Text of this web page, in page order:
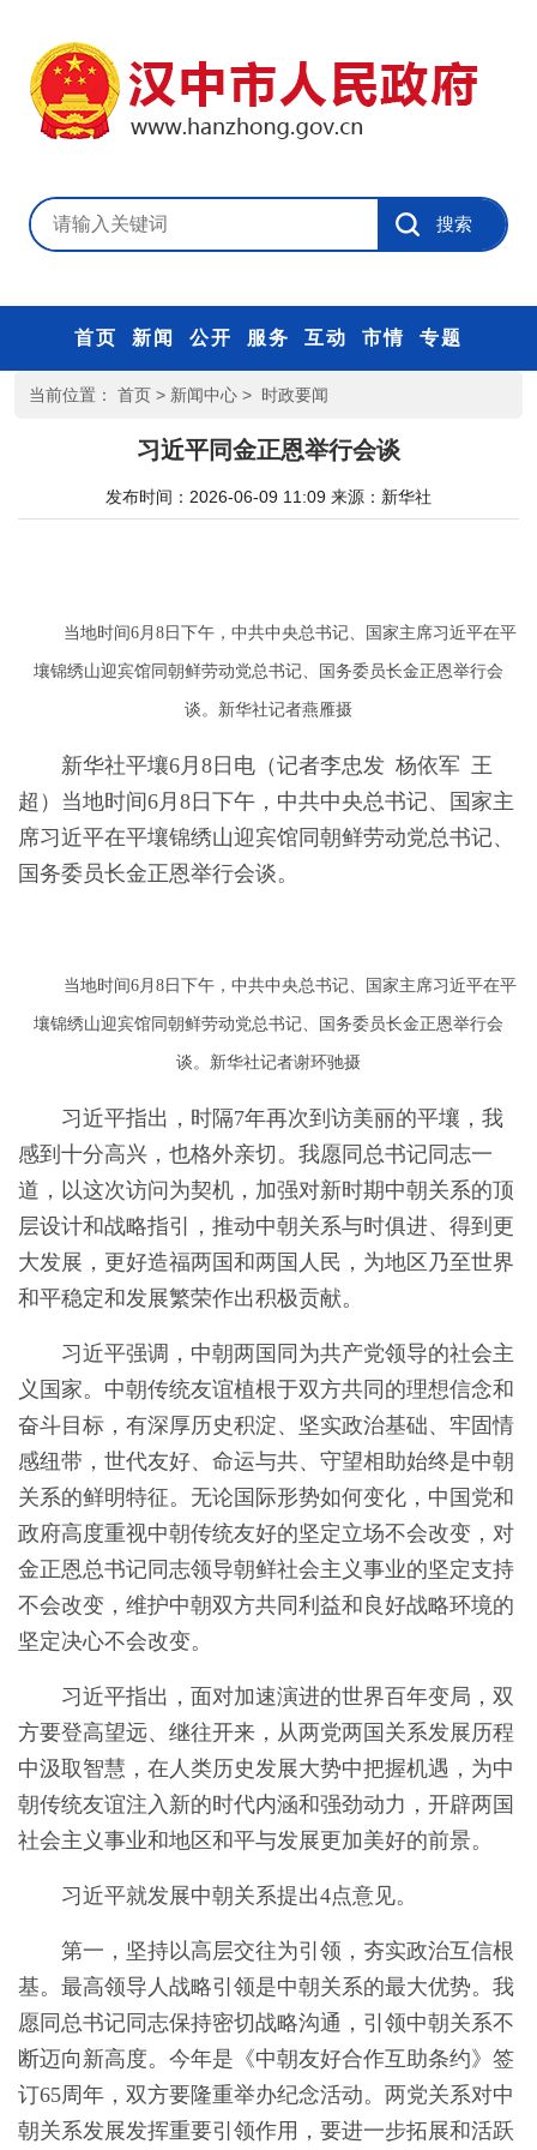
首页 新闻 公开 服务 互动 市情 专题
当前位置： 首页 > 新闻中心 > 时政要闻
习近平同金正恩举行会谈
发布时间：2026-06-09 11:09 来源： 新华社
当地时间6月8日下午，中共中央总书记、国家主席习近平在平
壤锦绣山迎宾馆同朝鲜劳动党总书记、国务委员长金正恩举行会
谈。新华社记者燕雁摄
新华社平壤6月8日电（记者李忠发 杨依军 王
超）当地时间6月8日下午，中共中央总书记、国家主
席习近平在平壤锦绣山迎宾馆同朝鲜劳动党总书记、
国务委员长金正恩举行会谈。
当地时间6月8日下午，中共中央总书记、国家主席习近平在平
壤锦绣山迎宾馆同朝鲜劳动党总书记、国务委员长金正恩举行会
谈。新华社记者谢环驰摄
习近平指出，时隔7年再次到访美丽的平壤，我
感到十分高兴，也格外亲切。我愿同总书记同志一
道，以这次访问为契机，加强对新时期中朝关系的顶
层设计和战略指引，推动中朝关系与时俱进、得到更
大发展，更好造福两国和两国人民，为地区乃至世界
和平稳定和发展繁荣作出积极贡献。
习近平强调，中朝两国同为共产党领导的社会主
义国家。中朝传统友谊植根于双方共同的理想信念和
奋斗目标，有深厚历史积淀、坚实政治基础、牢固情
感纽带，世代友好、命运与共、守望相助始终是中朝
关系的鲜明特征。无论国际形势如何变化，中国党和
政府高度重视中朝传统友好的坚定立场不会改变，对
金正恩总书记同志领导朝鲜社会主义事业的坚定支持
不会改变，维护中朝双方共同利益和良好战略环境的
坚定决心不会改变。
习近平指出，面对加速演进的世界百年变局，双
方要登高望远、继往开来，从两党两国关系发展历程
中汲取智慧，在人类历史发展大势中把握机遇，为中
朝传统友谊注入新的时代内涵和强劲动力，开辟两国
社会主义事业和地区和平与发展更加美好的前景。
习近平就发展中朝关系提出4点意见。
第一，坚持以高层交往为引领，夯实政治互信根
基。最高领导人战略引领是中朝关系的最大优势。我
愿同总书记同志保持密切战略沟通，引领中朝关系不
断迈向新高度。今年是《中朝友好合作互助条约》签
订65周年，双方要隆重举办纪念活动。两党关系对中
朝关系发展发挥重要引领作用，要进一步拓展和活跃